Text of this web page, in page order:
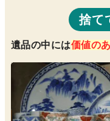
捨て
遺品の中には価値の